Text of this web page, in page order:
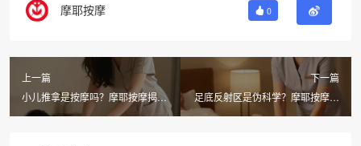
摩耶按摩 0
上一篇
小儿推拿是按摩吗？摩耶按摩揭秘
与成人5大关键区别，上门推拿更
下一篇
足底反射区是伪科学？摩耶按摩上
门服务用疗效说话